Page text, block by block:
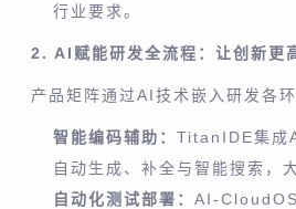
行业要求。
2. AI赋能研发全流程：让创新更
产品矩阵通过AI技术嵌入研发各环
智能编码辅助： TitanIDE集成
自动生成、补全与智能搜索，
自动化测试部署： AI-